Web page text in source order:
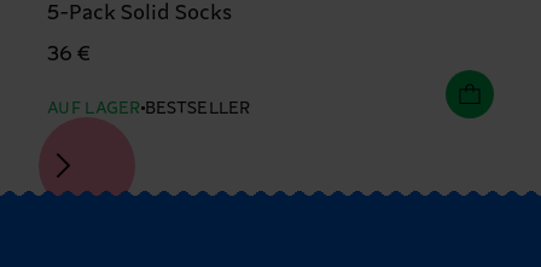
5-Pack Solid Socks
36 €
AUF LAGER BESTSELLER